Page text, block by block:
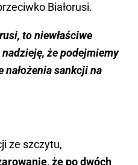
Białorusi.
to niewłaściwe
że podejmiemy
nałożenia sankcji na
ze szczytu,
że po dwóch